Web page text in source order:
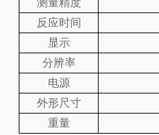
测量精度
反应时间
显示
分辨率
电源
外形尺寸
重量